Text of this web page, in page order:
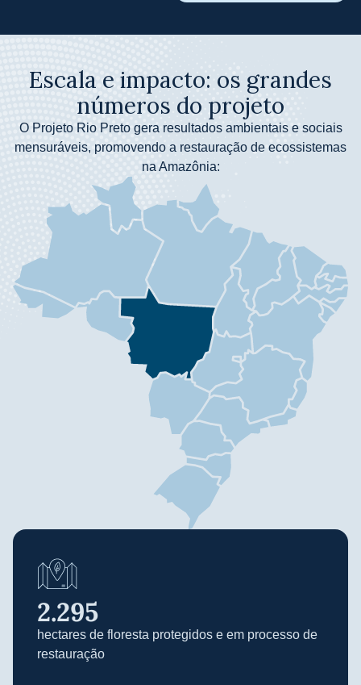
Escala e impacto: os grandes
números do projeto
O Projeto Rio Preto gera resultados ambientais e sociais
mensuráveis, promovendo a restauração de ecossistemas
na Amazônia:
2.295
hectares de floresta protegidos e em processo de
restauração